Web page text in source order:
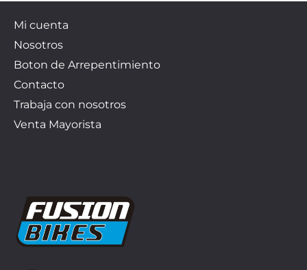
Mi cuenta
Nosotros
Boton de Arrepentimiento
Contacto
Trabaja con nosotros
Venta Mayorista